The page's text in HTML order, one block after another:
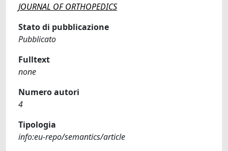
JOURNAL OF ORTHOPEDICS
Stato di pubblicazione
Pubblicato
Fulltext
none
Numero autori
4
Tipologia
info:eu-repo/semantics/article